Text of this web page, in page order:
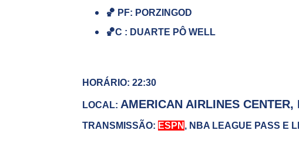
🏀 PF: PORZINGOD
🏀C : DUARTE PÔ WELL
HORÁRIO: 22:30
LOCAL: AMERICAN AIRLINES CENTER,
TRANSMISSÃO: ESPN , NBA LEAGUE PASS E